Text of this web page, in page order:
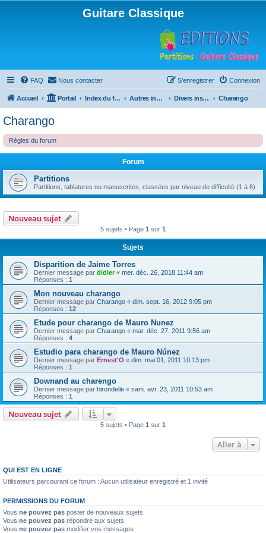
Guitare Classique
FAQ Nous contacter Connexion
S’enregistrer
Accueil Portail Index du forum Autres instruments à cordes pincées, ou styles Divers instruments Charango
Charango
Règles du forum
Forum
Partitions
Partitions, tablatures ou manuscrites, classées par niveau de difficulté (1 à 6)
Nouveau sujet
5 sujets • Page 1 sur 1
Sujets
Disparition de Jaime Torres
Dernier message par didier« mer. déc. 26, 2018 11:44 am
Réponses : 1
Mon nouveau charango
Dernier message par Charango « dim. sept. 16, 2012 9:05 pm
Réponses : 12
Etude pour charango de Mauro Nunez
Dernier message par Charango « mar. déc. 27, 2011 9:56 am
Réponses : 4
Estudio para charango de Mauro Núnez
Dernier message par Ernest'O « dim. mai 01, 2011 10:13 pm
Réponses : 1
Downand au charengo
Dernier message par hirondelle « sam. avr. 23, 2011 10:53 am
Réponses : 1
Nouveau sujet
5 sujets • Page 1 sur 1
Aller à
QUI EST EN LIGNE
Utilisateurs parcourant ce forum : Aucun utilisateur enregistré et 1 invité
PERMISSIONS DU FORUM
Vous ne pouvez pas poster de nouveaux sujets
Vous ne pouvez pas répondre aux sujets
Vous ne pouvez pas modifier vos messages